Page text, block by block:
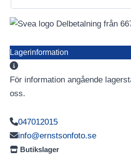
Delbetalning från
Lagerinformation
För information angående
oss.
047012015
info@ernstsonfoto.se
Butikslager